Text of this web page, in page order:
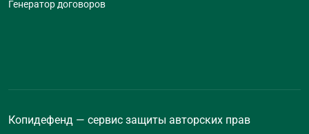
Генератор договоров
Копидефенд — сервис защиты авторских прав